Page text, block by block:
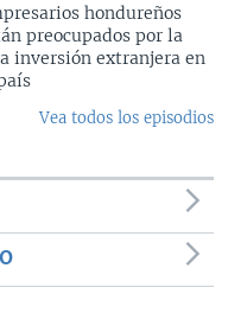
hondureños
preocupados por la
inversión extranjera en
Vea todos los episodios